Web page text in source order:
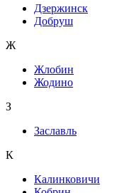
Дзержинск
Добруш
Ж
Жлобин
Жодино
З
Заславль
К
Калинковичи